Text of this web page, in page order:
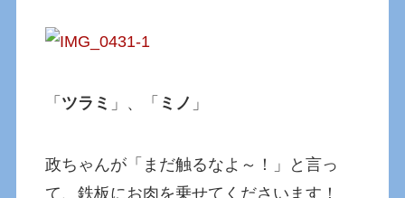
「 ツラミ 」、「 ミノ 」
政ちゃんが「まだ触るなよ～！」と言っ
て、鉄板にお肉を乗せてくださいます！